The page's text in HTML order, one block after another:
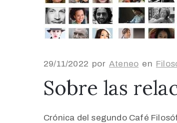
29/11/2022 por Ateneo en
Sobre las
Crónica del segundo Café